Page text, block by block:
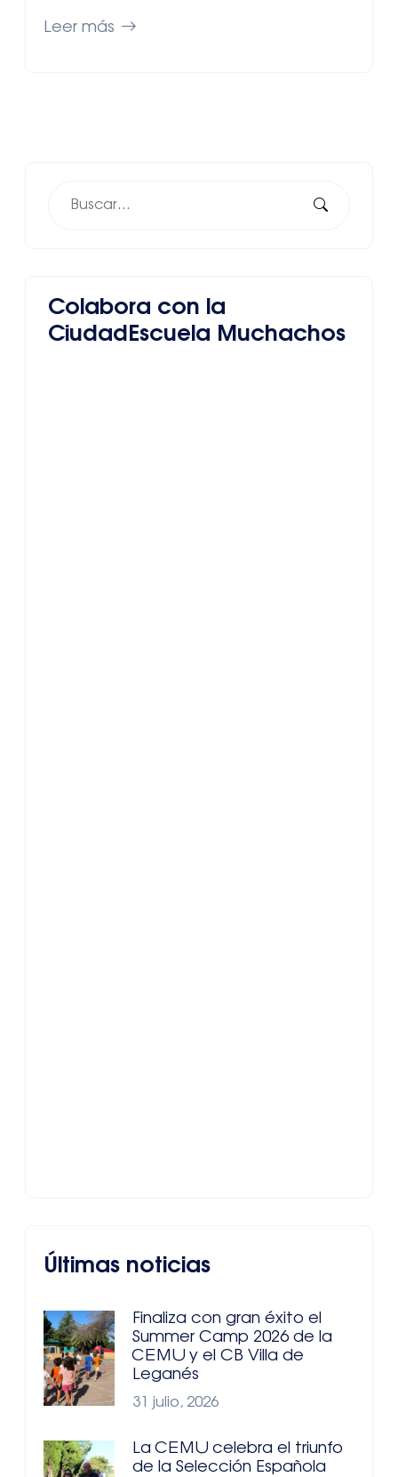
Leer más
Colabora con la
CiudadEscuela Muchachos
Últimas noticias
Finaliza con gran éxito el
Summer Camp 2026 de la
CEMU y el CB Villa de
Leganés
31 julio, 2026
La CEMU celebra el triunfo
de la Selección Española